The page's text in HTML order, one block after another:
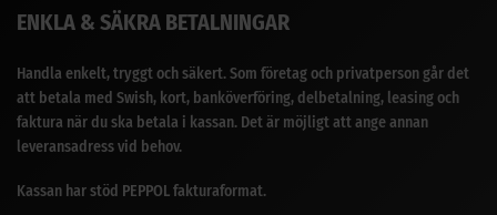
ENKLA & SÄKRA BETALNINGAR
Handla enkelt, tryggt och säkert. Som företag och privatperson går det
att betala med Swish, kort, banköverföring, delbetalning, leasing och
faktura när du ska betala i kassan. Det är möjligt att ange annan
leveransadress vid behov.
Kassan har stöd PEPPOL fakturaformat.